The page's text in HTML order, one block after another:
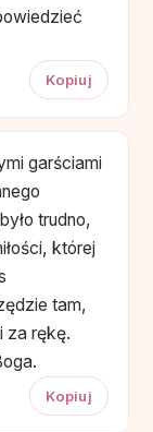
Kopiuj
garściami
trudno,
której
tam,
za rękę.
Kopiuj